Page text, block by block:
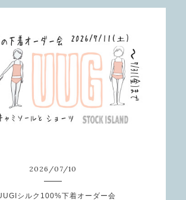
2026 /07/10
シルク100%下着オーダー会